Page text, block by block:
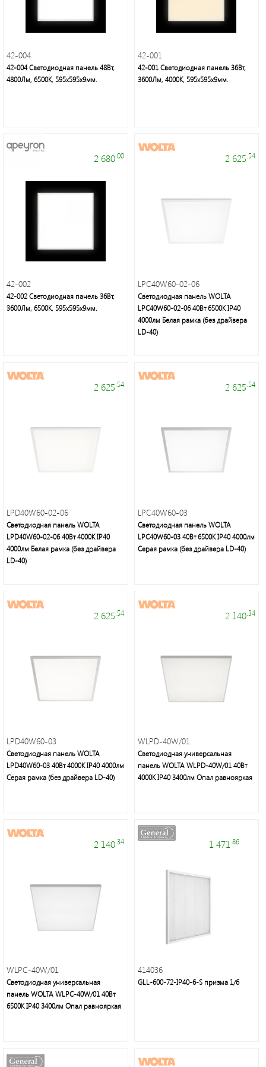
Осветительная
техника:
люстры,
лампы,
питания,
настольные
светильники,
галогенные
Люстры,
светильники,
настольные
лампы,
бра,
споты
42-004
42-004 Светодиодная панель 48Вт,
4800Лм, 6500К, 595х595х9мм.
42-001
42-001 Светодиодная панель 36Вт,
3600Лм, 4000К, 595х595х9мм.
2 680.00
42-002
42-002 Светодиодная панель 36Вт,
3600Лм, 6500К, 595х595х9мм.
2 625 .54
LPC40W60-02-06
Светодиодная панель WOLTA
LPC40W60-02-06 40Вт 6500К IP40
4000лм Белая рамка (без драйвера
LD-40)
2 625 .54
LPD40W60-02-06
Светодиодная панель WOLTA
LPD40W60-02-06 40Вт 4000К IP40
4000лм Белая рамка (без драйвера
LD-40)
2 625 .54
LPC40W60-03
Светодиодная панель WOLTA
LPC40W60-03 40Вт 6500К IP40 4000лм
Серая рамка (без драйвера LD-40)
2 625 .54
LPD40W60-03
Светодиодная панель WOLTA
LPD40W60-03 40Вт 4000К IP40 4000лм
Серая рамка (без драйвера LD-40)
2 140.34
WLPD-40W/01
Светодиодная универсальная
панель WOLTA WLPD-40W/01 40Вт
4000К IP40 3400лм Опал равнояркая
2 140.34
WLPC-40W/01
Светодиодная универсальная
панель WOLTA WLPC-40W/01 40Вт
6500К IP40 3400лм Опал равнояркая
1 471 .86
414036
GLL-600-72-IP40-6-S призма 1/6